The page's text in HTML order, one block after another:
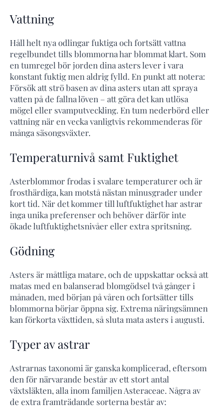
Vattning
Håll helt nya odlingar fuktiga och fortsätt vattna
regelbundet tills blommorna har blommat klart. Som
en tumregel bör jorden dina asters lever i vara
konstant fuktig men aldrig fylld. En punkt att notera:
Försök att strö basen av dina asters utan att spraya
vatten på de fallna löven – att göra det kan utlösa
mögel eller svamputveckling. En tum nederbörd eller
vattning när en vecka vanligtvis rekommenderas för
många säsongsväxter.
Temperaturnivå samt Fuktighet
Asterblommor frodas i svalare temperaturer och är
frosthärdiga, kan motstå nästan minusgrader under
kort tid. När det kommer till luftfuktighet har astrar
inga unika preferenser och behöver därför inte
ökade luftfuktighetsnivåer eller extra spritsning.
Gödning
Asters är måttliga matare, och de uppskattar också att
matas med en balanserad blomgödsel två gånger i
månaden, med början på våren och fortsätter tills
blommorna börjar öppna sig. Extrema näringsämnen
kan förkorta växttiden, så sluta mata asters i augusti.
Typer av astrar
Astrarnas taxonomi är ganska komplicerad, eftersom
den för närvarande består av ett stort antal
växtsläkten, alla inom familjen Asteraceae. Några av
de extra framträdande sorterna består av: